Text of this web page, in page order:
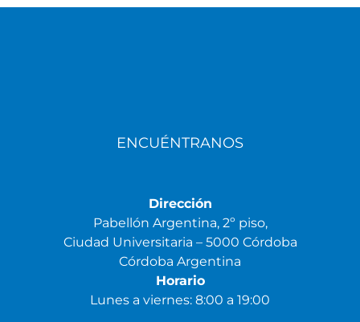
ENCUÉNTRANOS
Dirección
Pabellón Argentina, 2º piso,
Ciudad Universitaria – 5000 Córdoba
Córdoba Argentina
Horario
Lunes a viernes: 8:00 a 19:00